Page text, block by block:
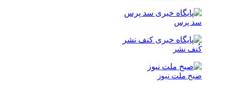
سد پرس
کُنف نشر
صبح ملت نیوز